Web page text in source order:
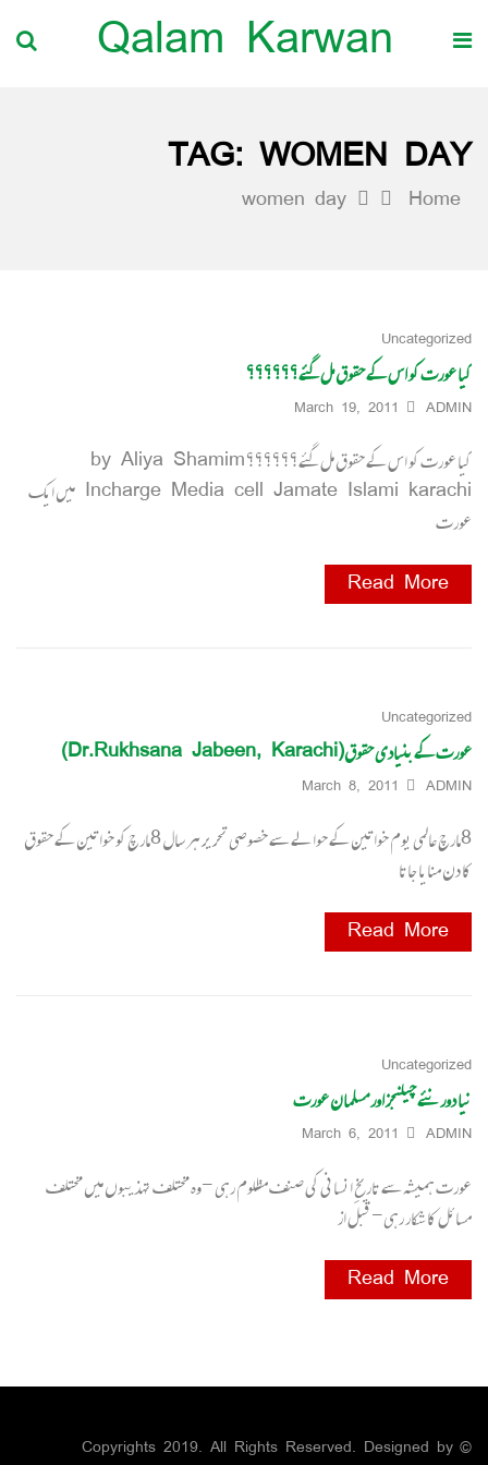
Qalam Karwan
TAG: WOMEN DAY
Home
women day
Uncategorized
کیا عورت کو اس کے حقوق مل گئے؟؟؟؟؟؟
ADMIN
March 19, 2011
کیا عورت کو اس کے حقوق مل گئے؟؟؟؟؟؟ by Aliya Shamim
Incharge Media cell Jamate Islami karachi میں ایک
عورت
Read More
Uncategorized
عورت کے بنیادی حقوق(Dr.Rukhsana Jabeen, Karachi)
ADMIN
March 8, 2011
8مارچ عالمی یوم خواتین کے حوالے سے خصوصی تحریر ہر سال 8مارچ کو خواتین کے حقوق
کا دن منایا جاتا
Read More
Uncategorized
نیا دور نئے چیلنجز اور مسلمان عورت
ADMIN
March 6, 2011
عورت ہمیشہ سے تاریخِ انسانی کی صنف مظلوم رہی -وہ مختلف تہذیبوں میں مختلف
مسائل کا شکار رہی- قبل از
Read More
© Copyrights 2019. All Rights Reserved. Designed by